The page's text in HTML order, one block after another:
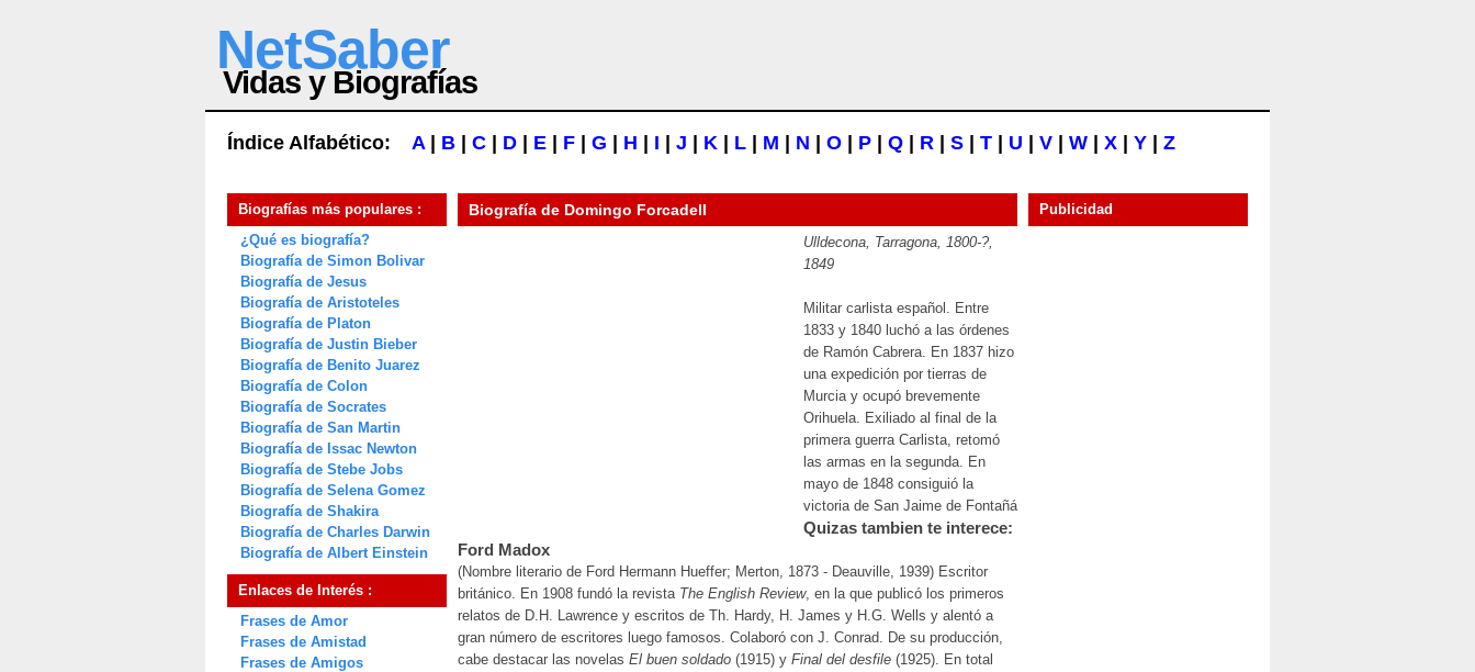
NetSaber
Vidas y Biografías
Índice Alfabético: A| B C D E F G H I J K L M N O P Q R S T U V W X Y Z
Biografías más populares :
¿Qué es biografía?
Biografía de Simon Bolivar
Biografía de Jesus
Biografía de Aristoteles
Biografía de Platon
Biografía de Justin Bieber
Biografía de Benito Juarez
Biografía de Colon
Biografía de Socrates
Biografía de San Martin
Biografía de Issac Newton
Biografía de Stebe Jobs
Biografía de Selena Gomez
Biografía de Shakira
Biografía de Charles Darwin
Biografía de Albert Einstein
Enlaces de Interés :
Frases de Amor
Frases de Amistad
Frases de Amigos
Biografía de Domingo Forcadell
Ulldecona, Tarragona, 1800-?,
1849
Militar carlista español. Entre
1833 y 1840 luchó a las órdenes
de Ramón Cabrera. En 1837 hizo
una expedición por tierras de
Murcia y ocupó brevemente
Orihuela. Exiliado al final de la
primera guerra Carlista, retomó
las armas en la segunda. En
mayo de 1848 consiguió la
victoria de San Jaime de Fontañá
Quizas tambien te interece:
Ford Madox
(Nombre literario de Ford Hermann Hueffer; Merton, 1873 - Deauville, 1939) Escritor
británico. En 1908 fundó la revista The English Review, en la que publicó los primeros
relatos de D.H. Lawrence y escritos de Th. Hardy, H. James y H.G. Wells y alentó a
gran número de escritores luego famosos. Colaboró con J. Conrad. De su producción,
cabe destacar las novelas El buen soldado (1915) y Final del desfile (1925). En total
Publicidad